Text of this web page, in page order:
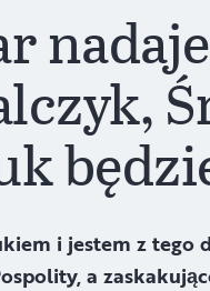
i jestem z tego
a